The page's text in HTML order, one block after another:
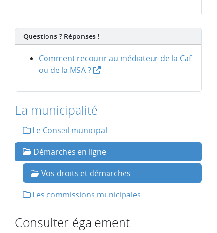
Questions ? Réponses !
Comment recourir au médiateur de la Caf
ou de la MSA ?
La municipalité
Le Conseil municipal
Démarches en ligne
Vos droits et démarches
Les commissions municipales
Consulter également